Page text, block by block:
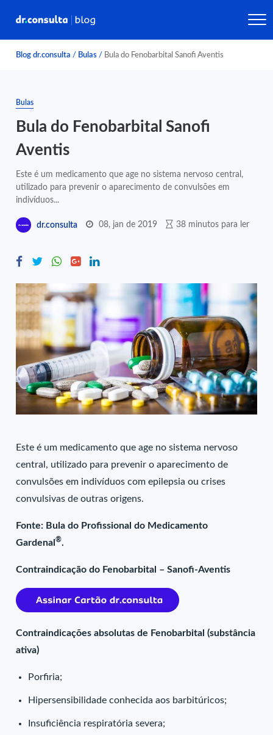
Blog dr.consulta / Bulas / Bula do Fenobarbital Sanofi Aventis
Bulas
Bula do Fenobarbital Sanofi
Aventis
Este é um medicamento que age no sistema nervoso central,
utilizado para prevenir o aparecimento de convulsões em
indivíduos...
dr.consulta 08, jan de 2019 38 minutos para ler
Este é um medicamento que age no sistema nervoso
central, utilizado para prevenir o aparecimento de
convulsões em indivíduos com epilepsia ou crises
convulsivas de outras origens.
Fonte: Bula do Profissional do Medicamento
Gardenal®.
Contraindicação do Fenobarbital – Sanofi-Aventis
Contraindicações absolutas de Fenobarbital (substância
ativa)
Porfiria;
Hipersensibilidade conhecida aos barbitúricos;
Insuficiência respiratória severa;